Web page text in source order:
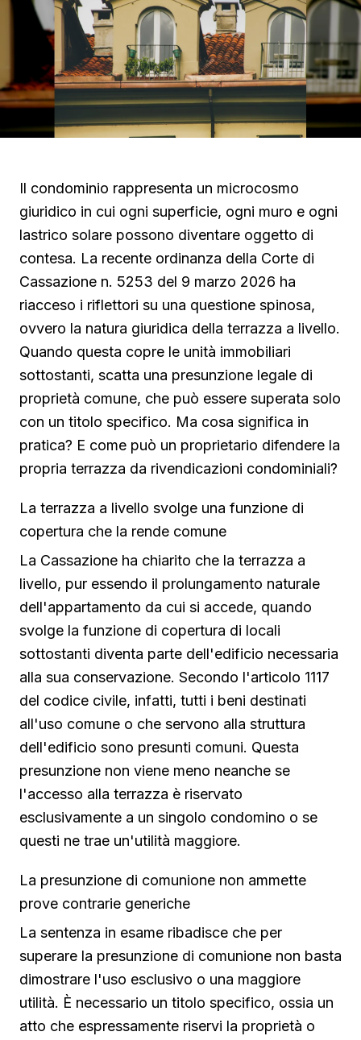
Il condominio rappresenta un microcosmo
giuridico in cui ogni superficie, ogni muro e ogni
lastrico solare possono diventare oggetto di
contesa. La recente ordinanza della Corte di
Cassazione n. 5253 del 9 marzo 2026 ha
riacceso i riflettori su una questione spinosa,
ovvero la natura giuridica della terrazza a livello.
Quando questa copre le unità immobiliari
sottostanti, scatta una presunzione legale di
proprietà comune, che può essere superata solo
con un titolo specifico. Ma cosa significa in
pratica? E come può un proprietario difendere la
propria terrazza da rivendicazioni condominiali?
La terrazza a livello svolge una funzione di
copertura che la rende comune
La Cassazione ha chiarito che la terrazza a
livello, pur essendo il prolungamento naturale
dell'appartamento da cui si accede, quando
svolge la funzione di copertura di locali
sottostanti diventa parte dell'edificio necessaria
alla sua conservazione. Secondo l'articolo 1117
del codice civile, infatti, tutti i beni destinati
all'uso comune o che servono alla struttura
dell'edificio sono presunti comuni. Questa
presunzione non viene meno neanche se
l'accesso alla terrazza è riservato
esclusivamente a un singolo condomino o se
questi ne trae un'utilità maggiore.
La presunzione di comunione non ammette
prove contrarie generiche
La sentenza in esame ribadisce che per
superare la presunzione di comunione non basta
dimostrare l'uso esclusivo o una maggiore
utilità. È necessario un titolo specifico, ossia un
atto che espressamente riservi la proprietà o